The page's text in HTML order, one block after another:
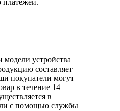
платежей.
модели устройства
составляет
покупатели могут
в течение 14
в
с помощью службы